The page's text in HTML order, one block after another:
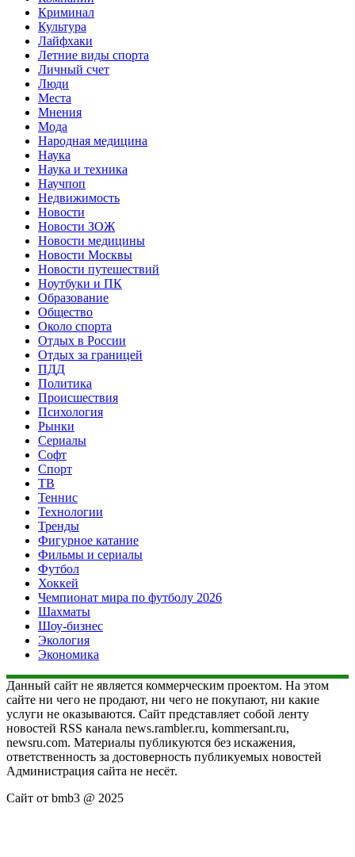
Криминал
Культура
Лайфхаки
Летние виды спорта
Личный счет
Люди
Места
Мнения
Мода
Народная медицина
Наука
Наука и техника
Научпоп
Недвижимость
Новости
Новости ЗОЖ
Новости медицины
Новости Москвы
Новости путешествий
Ноутбуки и ПК
Образование
Общество
Около спорта
Отдых в России
Отдых за границей
ПДД
Политика
Происшествия
Психология
Рынки
Сериалы
Софт
Спорт
ТВ
Теннис
Технологии
Тренды
Фигурное катание
Фильмы и сериалы
Футбол
Хоккей
Чемпионат мира по футболу 2026
Шахматы
Шоу-бизнес
Экология
Экономика
Данный сайт не является коммерческим проектом. На этом
сайте ни чего не продают, ни чего не покупают, ни какие
услуги не оказываются. Сайт представляет собой ленту
новостей RSS канала news.rambler.ru, kommersant.ru,
newsru.com. Материалы публикуются без искажения,
ответственность за достоверность публикуемых новостей
Администрация сайта не несёт.
Сайт от bmb3 @ 2025